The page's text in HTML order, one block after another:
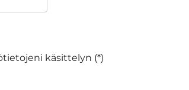
käsittelyn (*)